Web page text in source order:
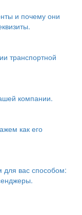
и почему они
транспортной
компании.
как его
вас способом: